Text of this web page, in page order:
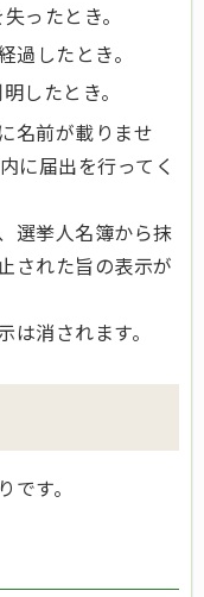
ったとき。
過したとき。
したとき。
名前が載りませ
に届出を行ってく
選挙人名簿から抹
された旨の表示が
消されます。
す。